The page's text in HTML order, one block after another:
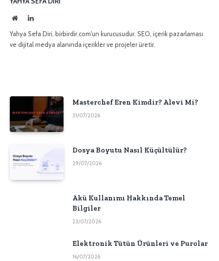
İnternetLinkedIn
Yahya Sefa Diri, birbirdir.com'un kurucusudur. SEO, içerik pazarlaması
ve dijital medya alanında içerikler ve projeler üretir.
Masterchef Eren Kimdir? Alevi Mi?
31/07/2026
Dosya Boyutu Nasıl Küçültülür?
29/07/2026
Akü Kullanımı Hakkında Temel
Bilgiler
23/07/2026
Elektronik Tütün Ürünleri ve Purolar
16/07/2026